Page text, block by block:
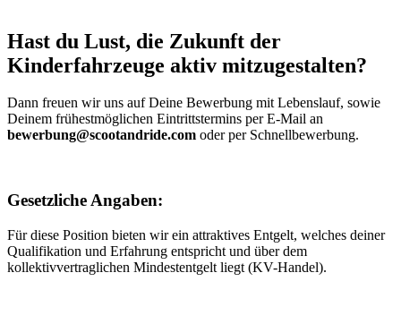
Hast du Lust, die Zukunft der
Kinderfahrzeuge aktiv mitzugestalten?
Dann freuen wir uns auf Deine Bewerbung mit Lebenslauf, sowie
Deinem frühestmöglichen Eintrittstermins per E-Mail an
bewerbung@scootandride.com oder per Schnellbewerbung.
Gesetzliche Angaben:
Für diese Position bieten wir ein attraktives Entgelt, welches deiner
Qualifikation und Erfahrung entspricht und über dem
kollektivvertraglichen Mindestentgelt liegt (KV-Handel).